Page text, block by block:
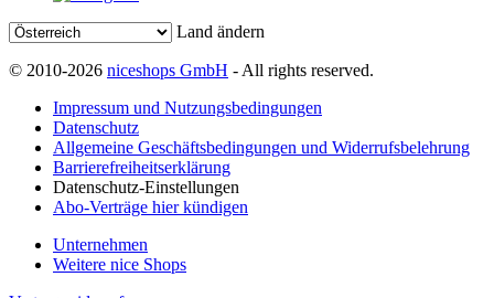
Land ändern
© 2010-2026 niceshops GmbH - All rights reserved.
Impressum und Nutzungsbedingungen
Datenschutz
Allgemeine Geschäftsbedingungen und Widerrufsbelehrung
Barrierefreiheitserklärung
Datenschutz-Einstellungen
Abo-Verträge hier kündigen
Unternehmen
Weitere nice Shops